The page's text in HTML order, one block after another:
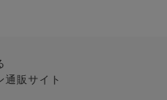
通販サイト